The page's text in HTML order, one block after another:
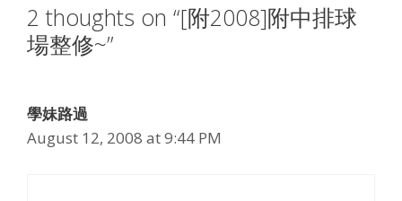
2 thoughts on “[附2008]附中排球
場整修~”
學妹路過
August 12, 2008 at 9:44 PM